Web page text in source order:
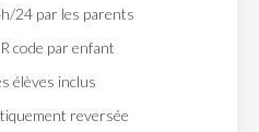
24 par les parents
code par enfant
élèves inclus
reversée